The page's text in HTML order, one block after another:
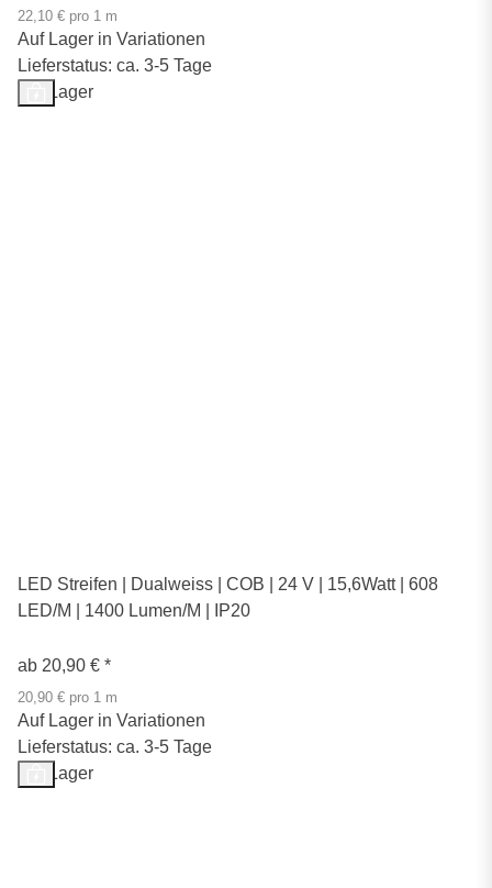
22,10 € pro 1 m
Auf Lager in Variationen
Lieferstatus: ca. 3-5 Tage
Auf Lager
LED Streifen | Dualweiss | COB | 24 V | 15,6Watt | 608
LED/M | 1400 Lumen/M | IP20
ab 20,90 € *
20,90 € pro 1 m
Auf Lager in Variationen
Lieferstatus: ca. 3-5 Tage
Auf Lager